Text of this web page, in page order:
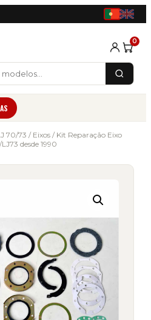
0
70/73 / Eixos / Kit Reparação Eixo
desde 1990